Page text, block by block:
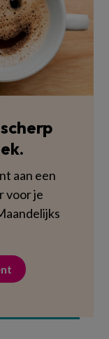
aan een
voor je